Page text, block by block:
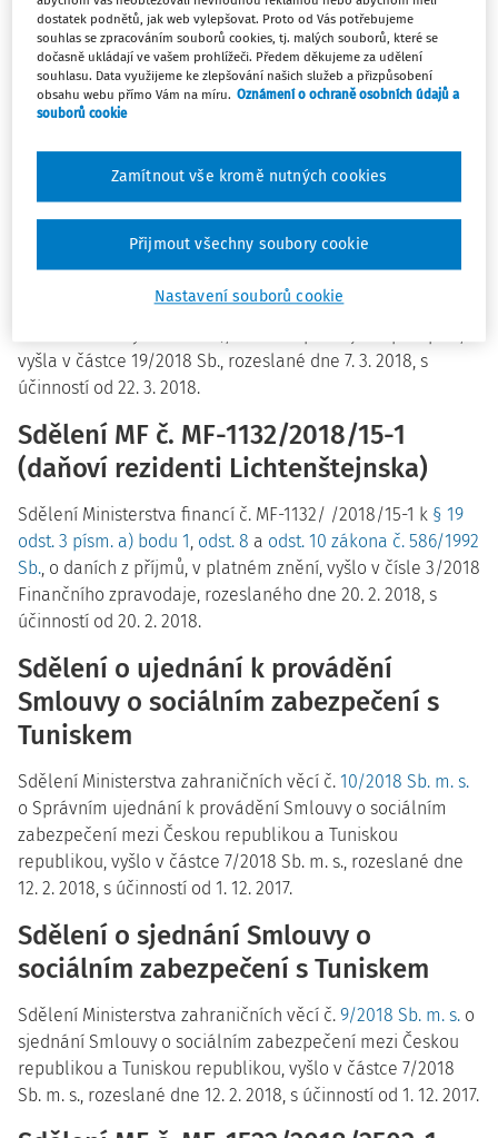
Změna vyhlášky o zdravotní
způsobilosti k řízení motorových
vozidel
Vyhláška č.37/2018 Sb., kterou se mění vyhláška č.
277/2004 Sb., o stanovení zdravotní způsobilosti k řízení
motorových vozidel, zdravotní způsobilosti k řízení
motorových vozidel s podmínkou a náležitosti lékařského
potvrzení osvědčujícího zdravotní důvody, pro něž se za
bezpečnostním pásem (vyhláška o zdravotní způsobilosti k
vyšla v částce 19/2018 Sb., rozeslané dne 7. 3. 2018, s
účinností od 22. 3. 2018.
Sdělení MF č. MF-1132/2018/15-1
(daňoví rezidenti Lichtenštejnska)
Sdělení Ministerstva financí č. MF-1132/ /2018/15-1 k § 19
odst. 3 písm. a) bodu 1, odst. 8 a odst. 10 zákona č. 586/1992
Sb., o daních z příjmů, v platném znění, vyšlo v čísle 3/2018
Finančního zpravodaje, rozeslaného dne 20. 2. 2018, s
účinností od 20. 2. 2018.
Sdělení o ujednání k provádění
Smlouvy o sociálním zabezpečení s
Tuniskem
Sdělení Ministerstva zahraničních věcí č. 10/2018 Sb. m. s.
o Správním ujednání k provádění Smlouvy o sociálním
zabezpečení mezi Českou republikou a Tuniskou
republikou, vyšlo v částce 7/2018 Sb. m. s., rozeslané dne
12. 2. 2018, s účinností od 1. 12. 2017.
Sdělení o sjednání Smlouvy o
sociálním zabezpečení s Tuniskem
Sdělení Ministerstva zahraničních věcí č. 9/2018 Sb. m. s. o
sjednání Smlouvy o sociálním zabezpečení mezi Českou
republikou a Tuniskou republikou, vyšlo v částce 7/2018
Sb. m. s., rozeslané dne 12. 2. 2018, s účinností od 1. 12. 2017.
dostatek podnětů, jak web vylepšovat. Proto od Vás potřebujeme
souhlas se zpracováním souborů cookies, tj. malých souborů, které se
dočasně ukládají ve vašem prohlížeči. Předem děkujeme za udělení
souhlasu. Data využijeme ke zlepšování našich služeb a přizpůsobení
obsahu webu přímo Vám na míru. Oznámení o ochraně osobních údajů a
souborů cookie
Nastavení souborů cookie
Zamítnout vše kromě nutných cookies
Přijmout všechny soubory cookie